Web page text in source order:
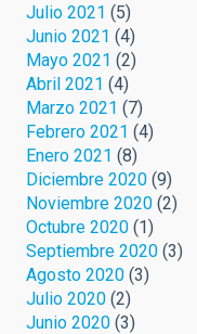
Julio 2021 (5)
Junio 2021 (4)
Mayo 2021 (2)
Abril 2021 (4)
Marzo 2021 (7)
Febrero 2021 (4)
Enero 2021 (8)
Diciembre 2020 (9)
Noviembre 2020 (2)
Octubre 2020 (1)
Septiembre 2020 (3)
Agosto 2020 (3)
Julio 2020 (2)
Junio 2020 (3)